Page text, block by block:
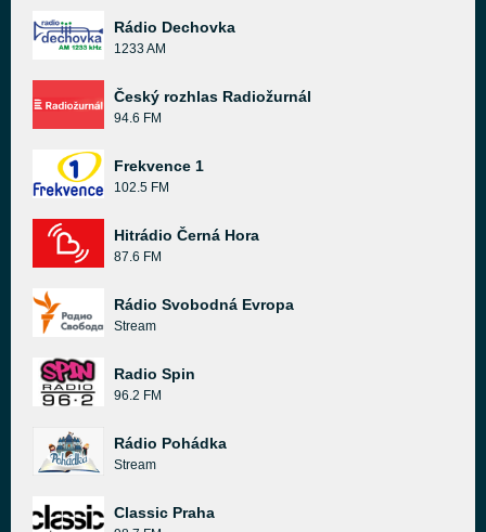
Rádio Dechovka
1233 AM
Český rozhlas Radiožurnál
94.6 FM
Frekvence 1
102.5 FM
Hitrádio Černá Hora
87.6 FM
Rádio Svobodná Evropa
Stream
Radio Spin
96.2 FM
Rádio Pohádka
Stream
Classic Praha